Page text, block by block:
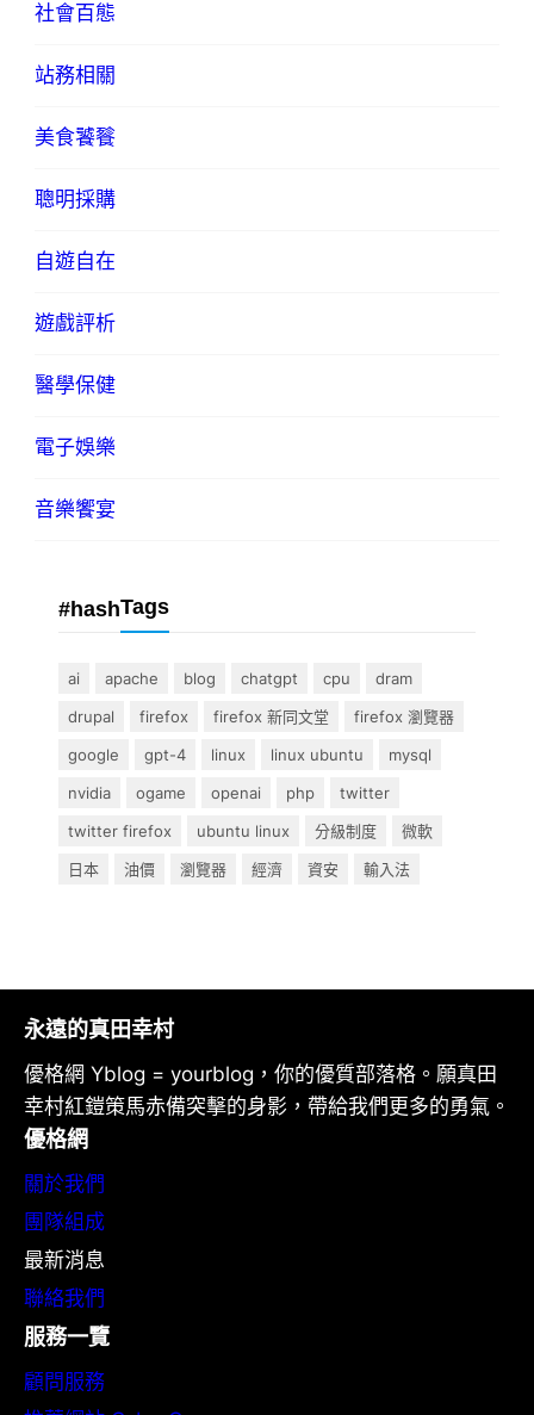
社會百態
站務相關
美食饕餮
聰明採購
自遊自在
遊戲評析
醫學保健
電子娛樂
音樂饗宴
#hashTags
ai apache blog chatgpt cpu
dram
drupal
firefox firefox 新同文堂
firefox 瀏覽器
google
gpt-4 linux linux ubuntu
mysql
nvidia
ogame openai php
twitter
twitter firefox
ubuntu linux 分級制度
微軟
日本
油價 瀏覽器 經濟 資安 輸入法
永遠的真田幸村
優格網 Yblog = yourblog，你的優質部落格。願真田
幸村紅鎧策馬赤備突擊的身影，帶給我們更多的勇氣。
優格網
關於我們
團隊組成
最新消息
聯絡我們
服務一覽
顧問服務